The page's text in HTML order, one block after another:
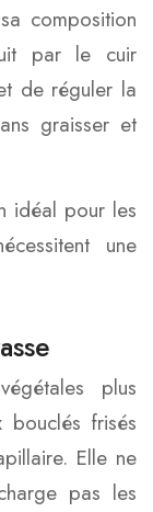
composition
par le cuir
de réguler la
graisser et
idéal pour les
une
plus
bouclés frisés
Elle ne
pas les